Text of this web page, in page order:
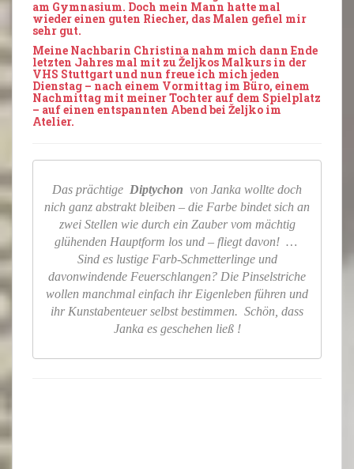
am Gymnasium. Doch mein Mann hatte mal
wieder einen guten Riecher, das Malen gefiel mir
sehr gut.
Meine Nachbarin Christina nahm mich dann Ende
letzten Jahres mal mit zu Željkos Malkurs in der
VHS Stuttgart und nun freue ich mich jeden
Dienstag – nach einem Vormittag im Büro, einem
Nachmittag mit meiner Tochter auf dem Spielplatz
– auf einen entspannten Abend bei Željko im
Atelier.
Das prächtige Diptychon von Janka wollte doch
nich ganz abstrakt bleiben – die Farbe bindet sich an
zwei Stellen wie durch ein Zauber vom mächtig
glühenden Hauptform los und – fliegt davon! …
Sind es lustige Farb-Schmetterlinge und
davonwindende Feuerschlangen? Die Pinselstriche
wollen manchmal einfach ihr Eigenleben führen und
ihr Kunstabenteuer selbst bestimmen. Schön, dass
Janka es geschehen ließ !